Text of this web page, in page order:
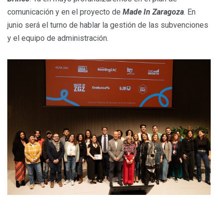
comunicación y en el proyecto de Made In Zaragoza. En
junio será el turno de hablar la gestión de las subvenciones
y el equipo de administración.